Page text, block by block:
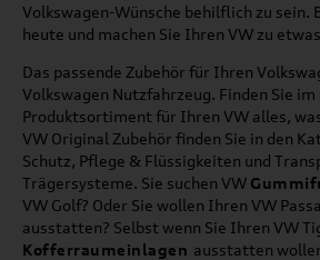
Volkswagen-Wünsche behilflich zu sein.
heute und machen Sie Ihren VW zu
Das passende Zubehör für Ihren
Volkswagen Nutzfahrzeug. Finden Sie
Produktsortiment für Ihren VW alles,
VW Original Zubehör finden Sie in den
Schutz, Pflege & Flüssigkeiten und
Trägersysteme. Sie suchen VW
VW Golf? Oder Sie wollen Ihren VW
ausstatten? Selbst wenn Sie Ihren VW
Kofferraumeinlagen ausstatten